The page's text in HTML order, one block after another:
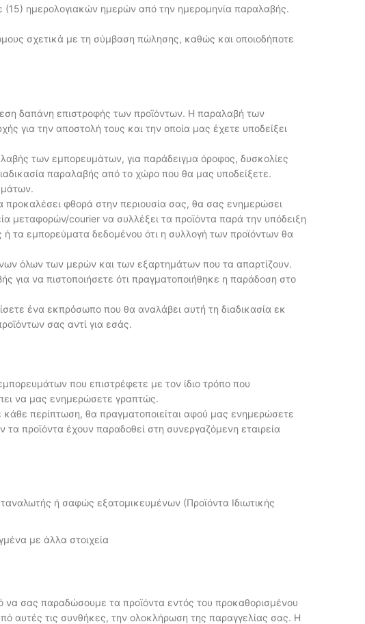
(15) ημερολογιακών ημερών από την ημερομηνία παραλαβής.
σχετικά με τη σύμβαση πώλησης, καθώς και οποιοδήποτε
δαπάνη επιστροφής των προϊόντων. Η παραλαβή των
για την αποστολή τους και την οποία μας έχετε υποδείξει
των εμπορευμάτων, για παράδειγμα όροφος, δυσκολίες
παραλαβής από το χώρο που θα μας υποδείξετε.
φθορά στην περιουσία σας, θα σας ενημερώσει
μεταφορών/courier να συλλέξει τα προϊόντα παρά την υπόδειξη
ή τα εμπορεύματα δεδομένου ότι η συλλογή των προϊόντων θα
όλων των μερών και των εξαρτημάτων που τα απαρτίζουν.
να πιστοποιήσετε ότι πραγματοποιήθηκε η παράδοση στο
ένα εκπρόσωπο που θα αναλάβει αυτή τη διαδικασία εκ
σας αντί για εσάς.
που επιστρέφετε με τον ίδιο τρόπο που
να μας ενημερώσετε γραπτώς.
περίπτωση, θα πραγματοποιείται αφού μας ενημερώσετε
προϊόντα έχουν παραδοθεί στη συνεργαζόμενη εταιρεία
ή σαφώς εξατομικευμένων (Προϊόντα Ιδιωτικής
με άλλα στοιχεία
να σας παραδώσουμε τα προϊόντα εντός του προκαθορισμένου
αυτές τις συνθήκες, την ολοκλήρωση της παραγγελίας σας. Η